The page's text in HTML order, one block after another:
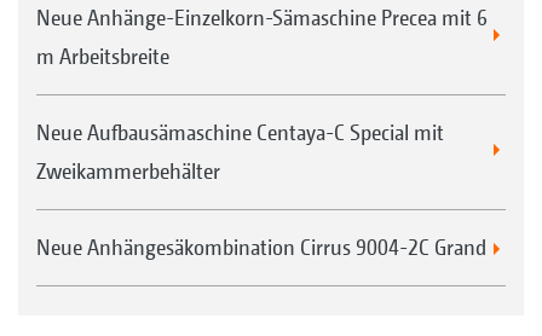
Neue Anhänge-Einzelkorn-Sämaschine Precea mit 6
m Arbeitsbreite
Neue Aufbausämaschine Centaya-C Special mit
Zweikammerbehälter
Neue Anhängesäkombination Cirrus 9004-2C Grand